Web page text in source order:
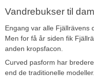
Vandrebukser til
Engang var alle Fjällrävens
Men for få år siden fik
anden kropsfacon.
Curved pasform har
end de traditionelle